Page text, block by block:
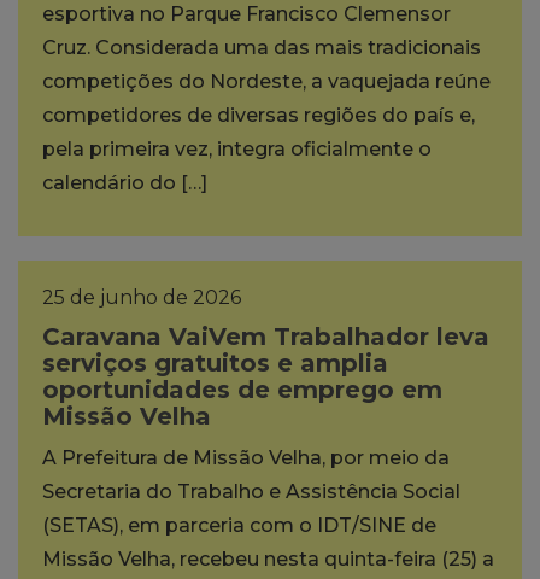
esportiva no Parque Francisco Clemensor
Cruz. Considerada uma das mais tradicionais
competições do Nordeste, a vaquejada reúne
competidores de diversas regiões do país e,
pela primeira vez, integra oficialmente o
calendário do […]
25 de junho de 2026
Caravana VaiVem Trabalhador leva
serviços gratuitos e amplia
oportunidades de emprego em
Missão Velha
A Prefeitura de Missão Velha, por meio da
Secretaria do Trabalho e Assistência Social
(SETAS), em parceria com o IDT/SINE de
Missão Velha, recebeu nesta quinta-feira (25) a